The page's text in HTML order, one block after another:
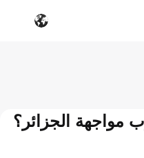
مواجهة الجزائر؟